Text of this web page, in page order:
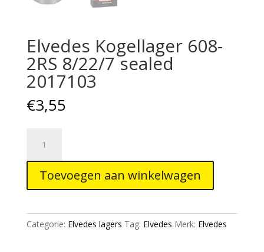
Elvedes Kogellager 608-
2RS 8/22/7 sealed
2017103
€3,55
Kogellager
608-
2RS
8/22/7
2017103
aantal
Toevoegen aan winkelwagen
Categorie: Elvedes lagers Tag: Elvedes Merk: Elvedes